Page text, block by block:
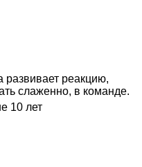
развивает реакцию,
слаженно, в команде.
10 лет